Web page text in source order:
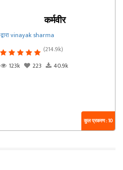
कर्मवीर
द्वारा vinayak sharma
(214.9k)
123k
223 40.9k
कुल प्रकरण : 10